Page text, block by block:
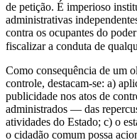
de petição. É imperioso
administrativas
contra os ocupantes do
fiscalizar a conduta de
Como consequência de um
controle, destacam-se: a)
publicidade nos atos de
administrados — das
atividades do Estado; c) o
o cidadão comum possa